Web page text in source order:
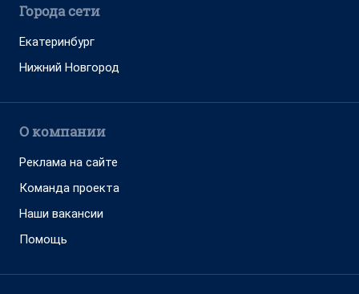
Города сети
Екатеринбург
Нижний Новгород
О компании
Реклама на сайте
Команда проекта
Наши вакансии
Помощь